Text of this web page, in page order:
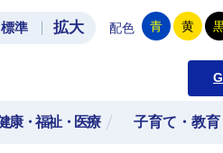
土浦市公式ホームページ
標準 拡大 配色 青 黄
康・福祉・医療 子育て・教育